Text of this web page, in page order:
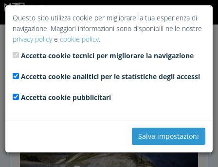
Questo sito utilizza cookie per migliorare la tua esperienza di
navigazione. Maggiori informazioni sono disponibili nelle nostre
privacy policye cookie policy.
Accetta cookie tecnici per migliorare la navigazione
Accetta cookie analitici per le statistiche degli accessi
Accetta cookie pubblicitari
Salva impostazioni